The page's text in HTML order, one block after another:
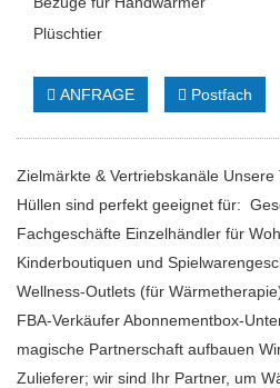
Plüschtier
ANFRAGE Postfach
Zielmärkte & Vertriebskanäle
Hüllen sind perfekt geeignet für:
Fachgeschäfte Einzelhändler für
Kinderboutiquen und
Wellness-Outlets (für
FBA-Verkäufer Abonnementbox-
magische Partnerschaft aufbauen
Zulieferer; wir sind Ihr Partner, um